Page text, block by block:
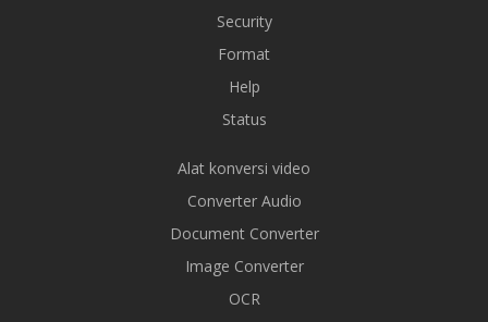
Security
Format
Help
Status
Alat konversi video
Converter Audio
Document Converter
Image Converter
OCR